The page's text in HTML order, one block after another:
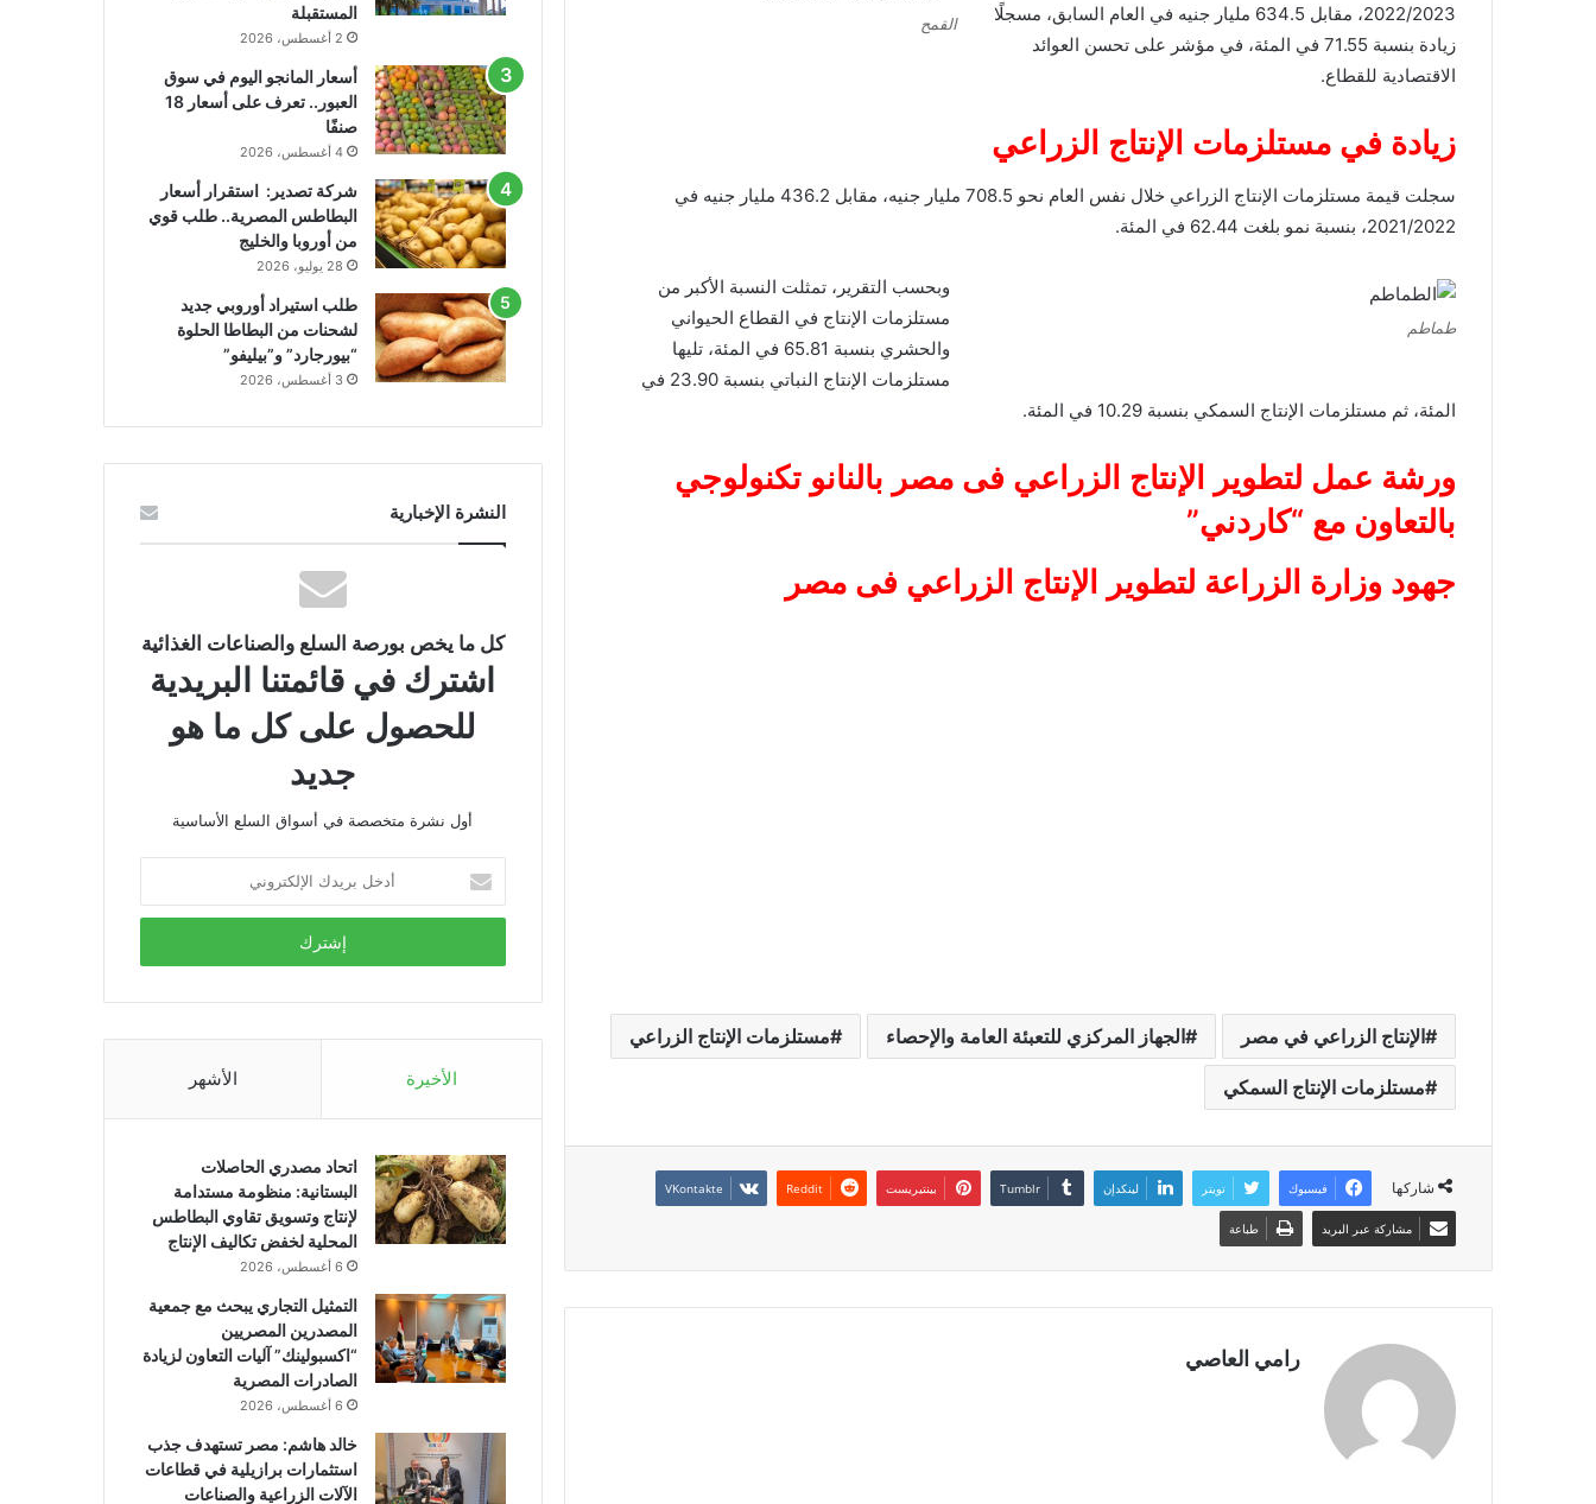
القمح
2022/2023، مقابل 634.5 مليار جنيه في العام السابق، مسجلًا
زيادة بنسبة 71.55 في المئة، في مؤشر على تحسن العوائد
الاقتصادية للقطاع.
زيادة في مستلزمات الإنتاج الزراعي
سجلت قيمة مستلزمات الإنتاج الزراعي خلال نفس العام نحو 708.5 مليار جنيه، مقابل 436.2 مليار جنيه في
2021/2022، بنسبة نمو بلغت 62.44 في المئة.
طماطم
وبحسب التقرير، تمثلت النسبة الأكبر من
مستلزمات الإنتاج في القطاع الحيواني
والحشري بنسبة 65.81 في المئة، تليها
مستلزمات الإنتاج النباتي بنسبة 23.90 في
المئة، ثم مستلزمات الإنتاج السمكي بنسبة 10.29 في المئة.
ورشة عمل لتطوير الإنتاج الزراعي فى مصر بالنانو تكنولوجي
بالتعاون مع “كاردني”
جهود وزارة الزراعة لتطوير الإنتاج الزراعي فى مصر
الإنتاج الزراعي في مصر الجهاز المركزي للتعبئة العامة والإحصاء مستلزمات الإنتاج الزراعي
مستلزمات الإنتاج السمكي
شاركها فيسبوك تويتر لينكدإن بينتيريست
مشاركة عبر البريد طباعة
رامي العاصي
المستقبلة
2 أغسطس، 2026
أسعار المانجو اليوم في سوق
العبور.. تعرف على أسعار 18
صنفًا
4 أغسطس، 2026
شركة تصدير: استقرار أسعار
البطاطس المصرية.. طلب قوي
من أوروبا والخليج
28 يوليو، 2026
طلب استيراد أوروبي جديد
لشحنات من البطاطا الحلوة
“بيورجارد” و”بيليفو”
3 أغسطس، 2026
النشرة الإخبارية
كل ما يخص بورصة السلع والصناعات الغذائية
اشترك في قائمتنا البريدية
للحصول على كل ما هو
جديد
أول نشرة متخصصة في أسواق السلع الأساسية
بريدك
الإلكتروني
الأخيرة الأشهر
اتحاد مصدري الحاصلات
البستانية: منظومة مستدامة
لإنتاج وتسويق تقاوي البطاطس
المحلية لخفض تكاليف الإنتاج
6 أغسطس، 2026
التمثيل التجاري يبحث مع جمعية
المصدرين المصريين
“اكسبولينك” آليات التعاون لزيادة
الصادرات المصرية
6 أغسطس، 2026
خالد هاشم: مصر تستهدف جذب
استثمارات برازيلية في قطاعات
الآلات الزراعية والصناعات